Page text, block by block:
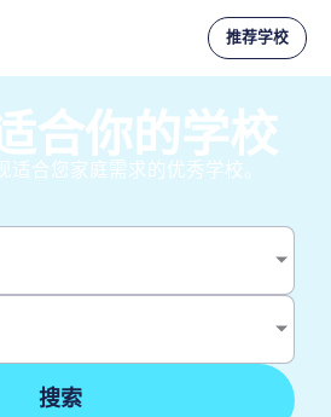
推荐学校
合你的学校
适合您家庭需求的优秀学校。
搜索